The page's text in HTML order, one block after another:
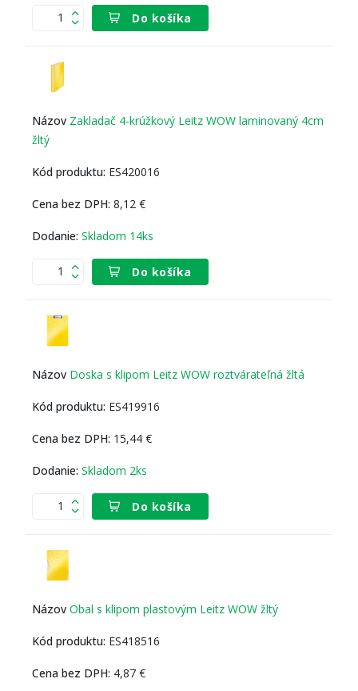
Do košíka
Zakladač 4-krúžkový Leitz WOW laminovaný 4cm
žltý
ES420016
8,12 €
Skladom 14ks
Do košíka
Doska s klipom Leitz WOW roztvárateľná žltá
ES419916
15,44 €
Skladom 2ks
Do košíka
Obal s klipom plastovým Leitz WOW žltý
ES418516
4,87 €